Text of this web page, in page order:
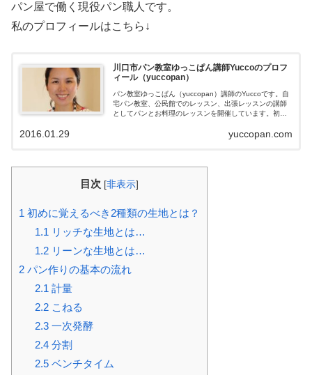
パン屋で働く現役パン職人です。
私のプロフィールはこちら↓
川口市パン教室ゆっこぱん講師Yuccoのプロフ
ィール（yuccopan）
パン教室ゆっこぱん（yuccopan）講師のYuccoです。自
宅パン教室、公民館でのレッスン、出張レッスンの講師
としてパンとお料理のレッスンを開催しています。初め
上手に作れるようになりたい！という方も是非お問い合
yuccopan.com
2016.01.29
目次 [非表示]
1 初めに覚えるべき2種類の生地とは？
1.1 リッチな生地とは…
1.2リーンな生地とは…
2 パン作りの基本の流れ
2.1 計量
2.2こねる
2.3一次発酵
2.4分割
2.5ベンチタイム